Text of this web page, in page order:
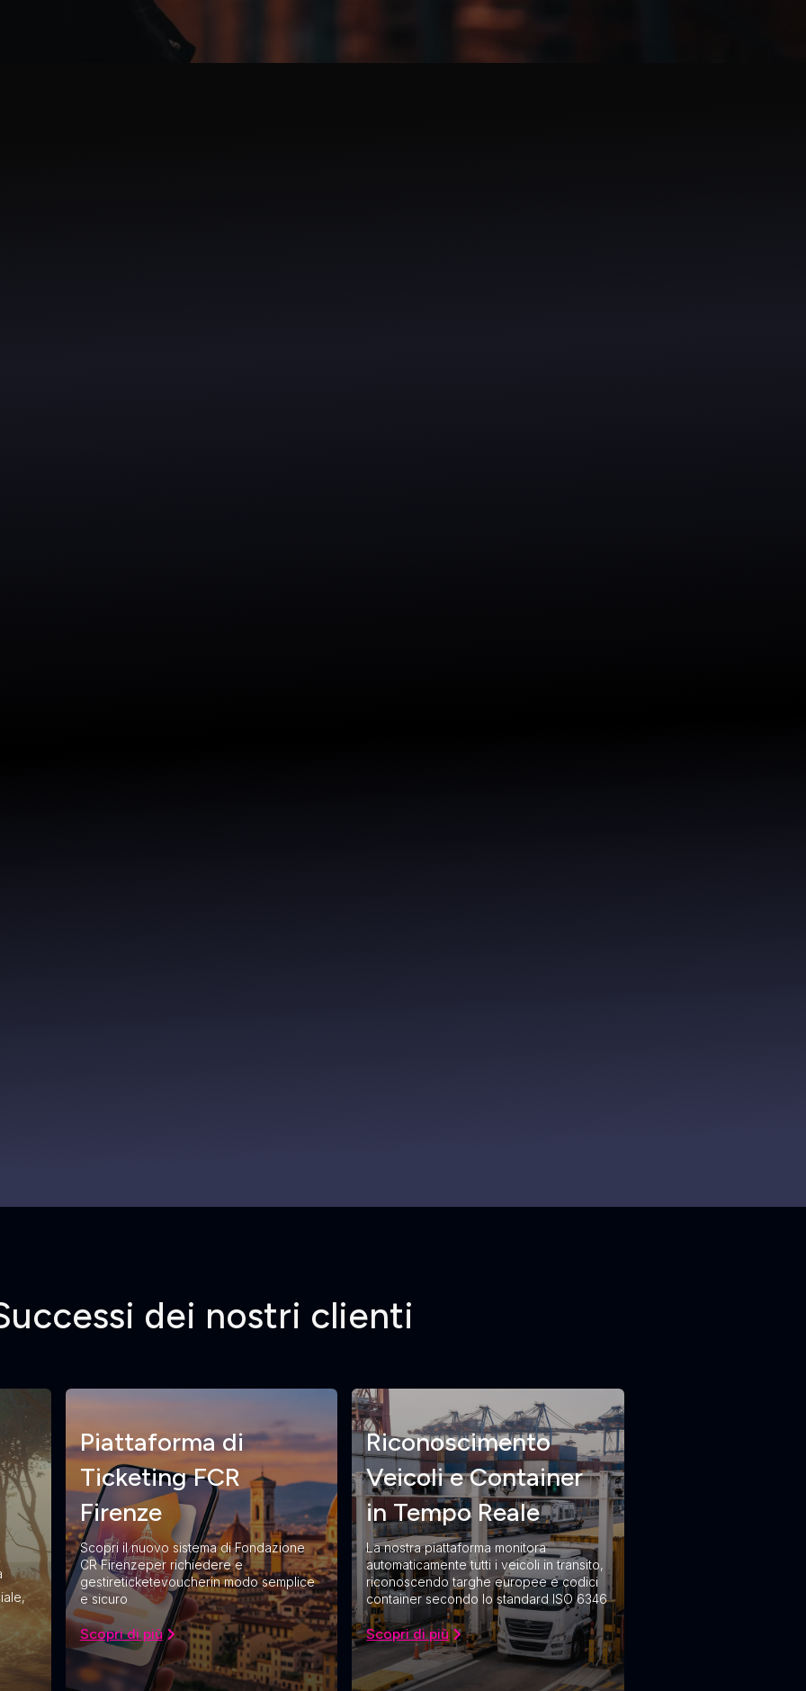
dei nostri clienti
Piattaforma di
Ticketing FCR
Firenze
Scopri il nuovo sistema di Fondazione
CR Firenzeper richiedere e
gestireticketevoucherin modo semplice
e sicuro
Scopri di più
Riconoscimento
Veicoli e Container
in Tempo Reale
La nostra piattaforma monitora
automaticamente tutti i veicoli in transito,
riconoscendo targhe europee e codici
container secondo lo standard ISO 6346
Scopri di più